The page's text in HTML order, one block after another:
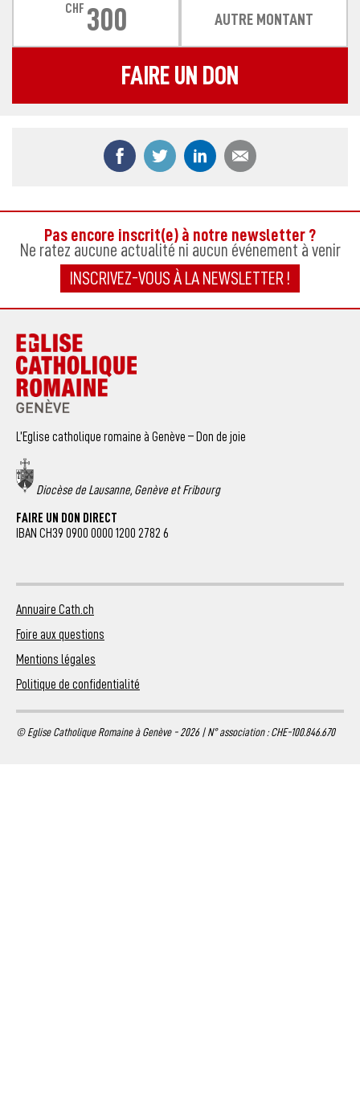
CHF 300 AUTRE MONTANT
FAIRE UN DON
Partager ce contenu sur Facebook
Partager ce contenu sur Twitter
Partager ce contenu
Pas encore inscrit(e) à notre newsletter ?
Ne ratez aucune actualité ni aucun événement à venir
INSCRIVEZ-VOUS À LA NEWSLETTER !
L’Eglise catholique romaine à Genève – Don de joie
Diocèse de Lausanne, Genève et Fribourg
FAIRE UN DON DIRECT
IBAN CH39 0900 0000 1200 2782 6
Annuaire Cath.ch
Foire aux questions
Mentions légales
Politique de confidentialité
© Eglise Catholique Romaine à Genève - 2026 | N° association : CHE-100.846.670